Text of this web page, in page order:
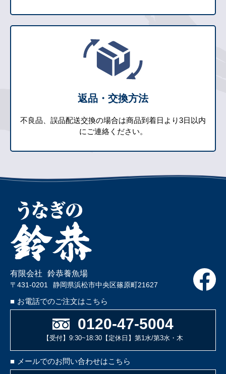
返品・交換方法
不良品、誤品配送交換の場合は商品到着日より3日以内
にご連絡ください。
有限会社 鈴恭養魚場
〒431-0201 静岡県浜松市中央区篠原町21627
■ お電話でのご注文はこちら
0120-47-5004
【受付】9:30~18:30 【定休日】第1水/第3水・木
■ メールでのお問い合わせはこちら